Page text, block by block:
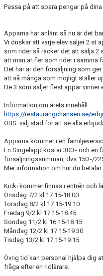
Passa på att spara pengar på
Apparna har anlänt så nu är det
Vi önskar att varje elev säljer 2 st
som rider så räcker det att sälja 2
att man är fler som rider i samma
Det här är den försäljning som
att så många som möjligt ställer
De 3 som säljer flest appar vinner
Information om årets innehåll:
https://restaurangchansen.se/
OBS: välj stad för att se alla
Apparna kommer i en
En Singelapp kostar 300:- och en
försäljningssumman, dvs 150:-/
Mer information om hur du
Kicki kommer finnas i entrén och
Onsdag 7/2 kl 17.15-18.00
Torsdag 8/2 kl 17.15-19.10
Fredag 9/2 kl 17.15-18.45
Söndag 11/2 kl 16.15-18.15
Måndag 12/2 kl 17.15-19.30
Tisdag 13/2 kl 17.15-19.15
Övrig tid kan personal hjälpa dig
fråga efter en ridlärare.